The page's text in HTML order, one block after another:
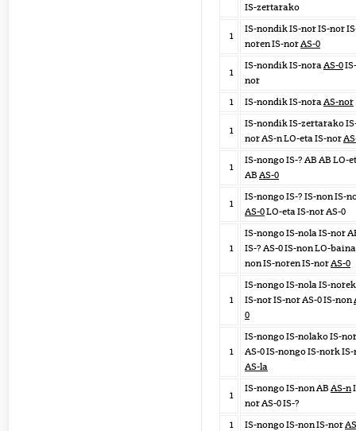
IS-zertarako
1
IS-nondik IS-nor IS-nor
noren IS-norAS-0
1
IS-nondik IS-noraAS-0IS-
nor
1
IS-nondik IS-noraAS-nor
1
IS-nondik IS-zertarako
nor AS-n LO-eta IS-nor
1
IS-nongo IS-? AB AB LO-
AB AS-0
1
IS-nongo IS-? IS-non IS-
AS-0LO-eta IS-nor AS-0
1
IS-nongo IS-nola IS-nor
IS-? AS-0 IS-non LO-
non IS-noren IS-norAS-0
1
IS-nongo IS-nola IS-
IS-nor IS-nor AS-0 IS-non
0
1
IS-nongo IS-nolako IS-
AS-0 IS-nongo IS-nork
AS-la
1
IS-nongo IS-non AB AS-n
nor AS-0 IS-?
1
IS-nongo IS-non IS-nor